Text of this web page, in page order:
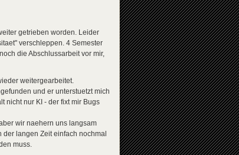
getrieben worden. Leider
verschleppen. 4 Semester
die Abschlussarbeit vor mir,
weitergearbeitet.
und er unterstuetzt mich
nicht nur KI - der fixt mir Bugs
wir naehern uns langsam
langen Zeit einfach nochmal
muss.